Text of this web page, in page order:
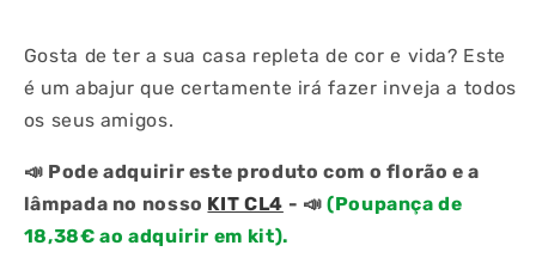
Gosta de ter a sua casa repleta de cor e vida? Este
é um abajur que certamente irá fazer inveja a todos
os seus amigos.
📣 Pode adquirir este produto com o florão e a
lâmpada no nosso KIT CL4 - 📣(Poupança de
18,38€ ao adquirir em kit).